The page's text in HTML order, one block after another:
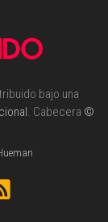
bajo una
. Cabecera ©